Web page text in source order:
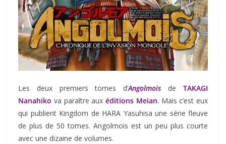
Les deux premiers tomes d’Angolmois deTAKAGI
Nanahiko va paraître aux éditions Meian. Mais c’est eux
qui publient Kingdom de HARA Yasuhisa une série fleuve
de plus de 50 tomes. Angolmois est un peu plus courte
avec une dizaine de volumes.